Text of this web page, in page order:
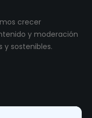
crecer
y moderación
sostenibles.